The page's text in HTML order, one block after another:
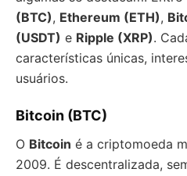
(BTC), Ethereum (ETH),
(USDT) e Ripple (XRP).
características únicas,
usuários.
Bitcoin (BTC)
O Bitcoin é a criptomoeda
2009. É descentralizada,